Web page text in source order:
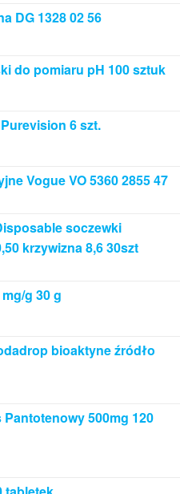
DG 1328 02 56
do pomiaru pH 100 sztuk
6 szt.
Vogue VO 5360 2855 47
soczewki
krzywizna 8,6 30szt
g 30 g
bioaktyne źródło
Pantotenowy 500mg 120